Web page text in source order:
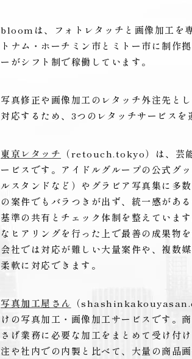
bloomは、フォトレタッチと画像加工を
トナム・ホーチミン市とミトー市に制作
ーがシフト制で稼働しています。
写真修正や画像加工のレタッチ外注先と
対応するため、3つのレタッチサービスを
東京レタッチ （retouch.tokyo）は、芸
ービスです。アイドルグループの公式グ
ルスタンドなど）やグラビア写真集に多
の案件でもバラつきが出ず、統一感があ
基準の共有とチェック体制を整えていま
なヒアリングを行った上で最善の成果物
会社では対応が難しい大量案件や、複数
柔軟に対応できます。
写真加工屋さん
（
けの写真加工・画像加工サービスです。
さげ業務に必要な加工をまとめて受け付
注や社内での内製と比べて、大量の商品